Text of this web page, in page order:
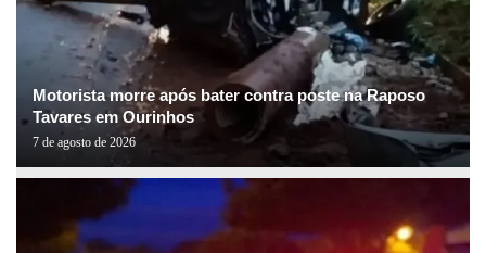
Motorista morre após bater contra poste na Raposo
Tavares em Ourinhos
7 de agosto de 2026